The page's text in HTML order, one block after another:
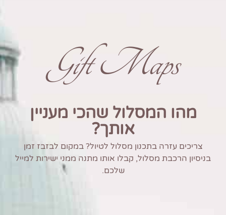
Gift Maps
מהו המסלול שהכי מעניין
אותך?
צריכים עזרה בתכנון מסלול לטיול? במקום לבזבז זמן
בניסיון הרכבת מסלול, קבלו אותו מתנה ממני ישירות למייל
שלכם.